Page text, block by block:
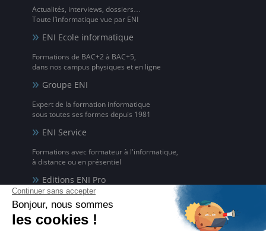
Actualités, interviews, dossiers…
Toute l’informatique vue par ENI
ENI Ecole informatique
Formations de BAC+2 à BAC+5,
dans nos campus physiques et en ligne
Groupe ENI
Expert de la formation informatique
sous toutes ses formes depuis 1981
ENI Service
Formations avec formateur à l'informatique,
à distance ou en présentiel
Editions ENI Pro
pour les organismes de formation
ENI elearning